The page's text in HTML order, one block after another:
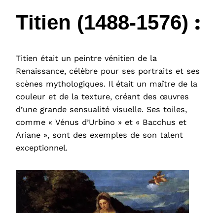
Titien (1488-1576) :
Titien était un peintre vénitien de la
Renaissance, célèbre pour ses portraits et ses
scènes mythologiques. Il était un maître de la
couleur et de la texture, créant des œuvres
d’une grande sensualité visuelle. Ses toiles,
comme « Vénus d’Urbino » et « Bacchus et
Ariane », sont des exemples de son talent
exceptionnel.